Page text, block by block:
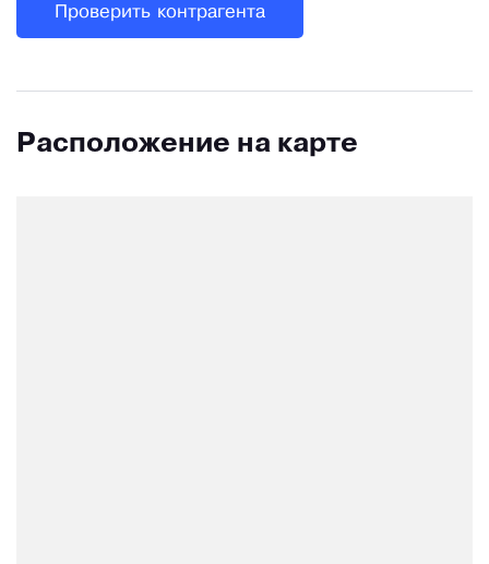
Проверить контрагента
Расположение на карте